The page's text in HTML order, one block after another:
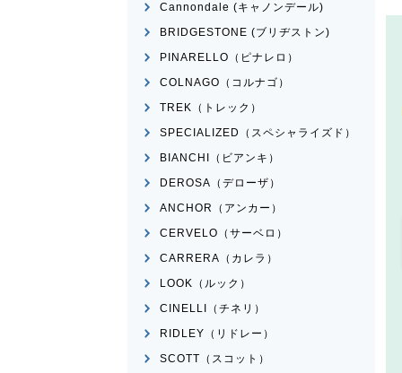
Cannondale (キャノンデール)
BRIDGESTONE (ブリヂストン)
PINARELLO（ピナレロ）
COLNAGO（コルナゴ）
TREK（トレック）
SPECIALIZED（スペシャライズド）
BIANCHI（ビアンキ）
DEROSA（デローザ）
ANCHOR（アンカー）
CERVELO（サーベロ）
CARRERA（カレラ）
LOOK（ルック）
CINELLI（チネリ）
RIDLEY（リドレー）
SCOTT（スコット）